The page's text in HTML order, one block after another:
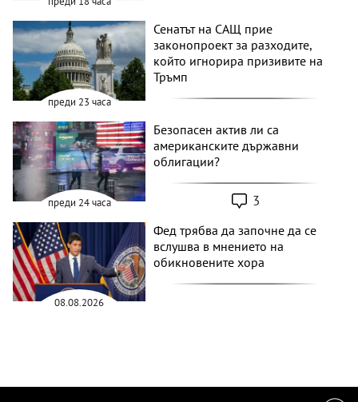
преди 23 часа
Сенатът на САЩ прие
законопроект за разходите,
който игнорира призивите на
Тръмп
преди 24 часа
Безопасен актив ли са
американските държавни
облигации?
3
08.08.2026
Фед трябва да започне да се
вслушва в мнението на
обикновените хора